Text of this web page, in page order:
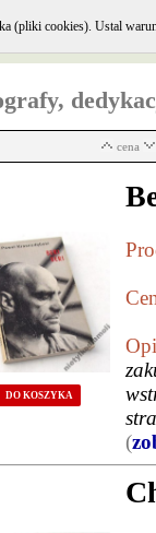
· KOMENTARZE
cena
DO KOSZYKA
(
(pliki cookies). Ustal